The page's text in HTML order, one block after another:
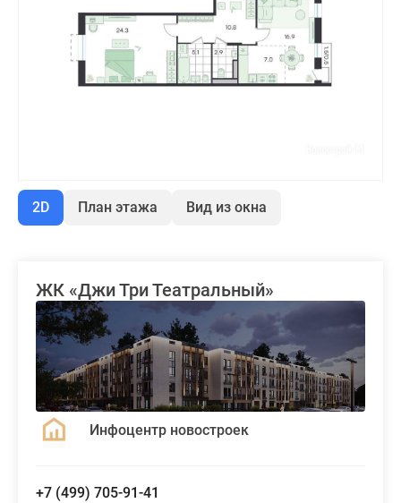
2D План этажа Вид из окна
ЖК «Джи Три Театральный»
Инфоцентр новостроек
+7 (499) 705-91-41